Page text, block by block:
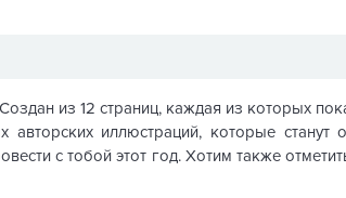
из 12 страниц, каждая из которых
иллюстраций, которые
с тобой этот год. Хотим также